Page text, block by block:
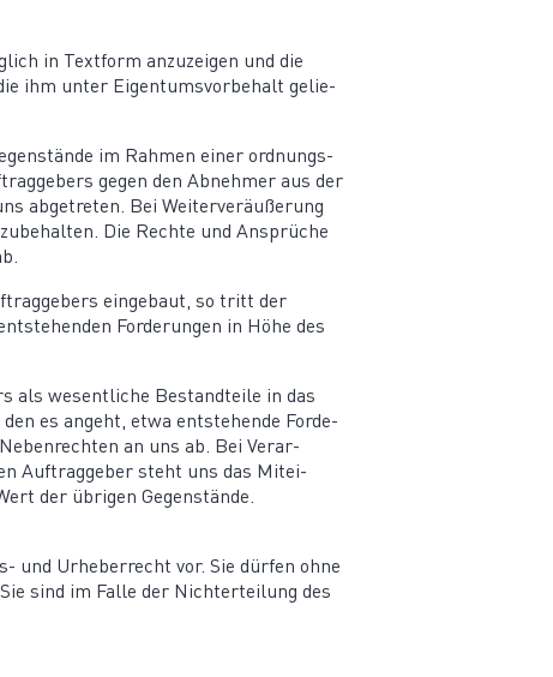
in Textform anzuzeigen und die
ihm unter Eigen­tums­vor­behalt gelie­
im Rahmen einer ordnungs­
gegen den Abnehmer aus der
abgetreten. Bei Weiter­ver­äu­ßerung
Die Rechte und Ansprüche
eingebaut, so tritt der
Forde­rungen in Höhe des
als wesent­liche Bestand­teile in das
es angeht, etwa entste­hende Forde­
an uns ab. Bei Verar­
Auftrag­geber steht uns das Mitei­
der übrigen Gegenstände.
und Urheber­recht vor. Sie dürfen ohne
sind im Falle der Nicht­er­teilung des